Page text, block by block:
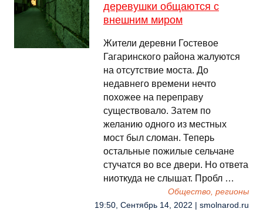
деревушки общаются с
внешним миром
Жители деревни Гостевое
Гагаринского района жалуются
на отсутствие моста. До
недавнего времени нечто
похожее на переправу
существовало. Затем по
желанию одного из местных
мост был сломан. Теперь
остальные пожилые сельчане
стучатся во все двери. Но ответа
ниоткуда не слышат. Пробл …
Общество, регионы
19:50, Сентябрь 14, 2022 | smolnarod.ru